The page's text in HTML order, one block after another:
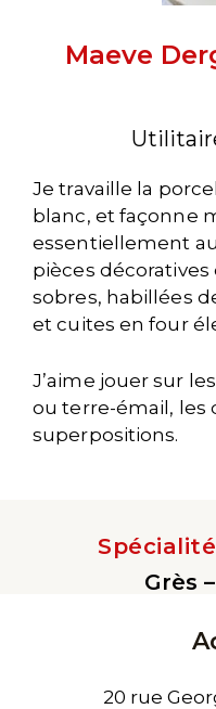
Maeve
Je travaille la
blanc, et façonne
essentiellement
pièces
sobres, habillées
et cuites en four
J’aime jouer sur
ou terre-émail, les
superpositions.
Grès
20 rue